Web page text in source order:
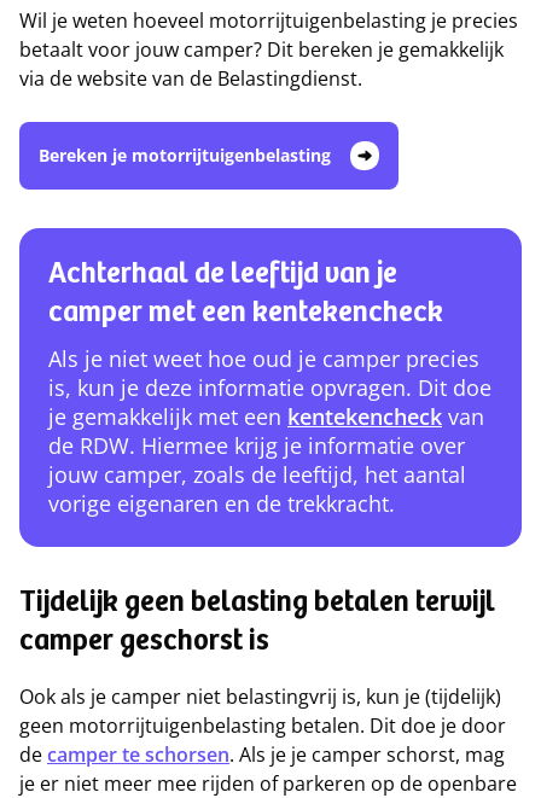
Wil je weten hoeveel motorrijtuigenbelasting je precies
betaalt voor jouw camper? Dit bereken je gemakkelijk
via de website van de Belastingdienst.
Bereken je motorrijtuigenbelasting
Achterhaal de leeftijd van je
camper met een kentekencheck
Als je niet weet hoe oud je camper precies
is, kun je deze informatie opvragen. Dit doe
je gemakkelijk met een kentekencheck van
de RDW. Hiermee krijg je informatie over
jouw camper, zoals de leeftijd, het aantal
vorige eigenaren en de trekkracht.
Tijdelijk geen belasting betalen terwijl
camper geschorst is
Ook als je camper niet belastingvrij is, kun je (tijdelijk)
geen motorrijtuigenbelasting betalen. Dit doe je door
decamper te schorsen. Als je je camper schorst, mag
je er niet meer mee rijden of parkeren op de openbare